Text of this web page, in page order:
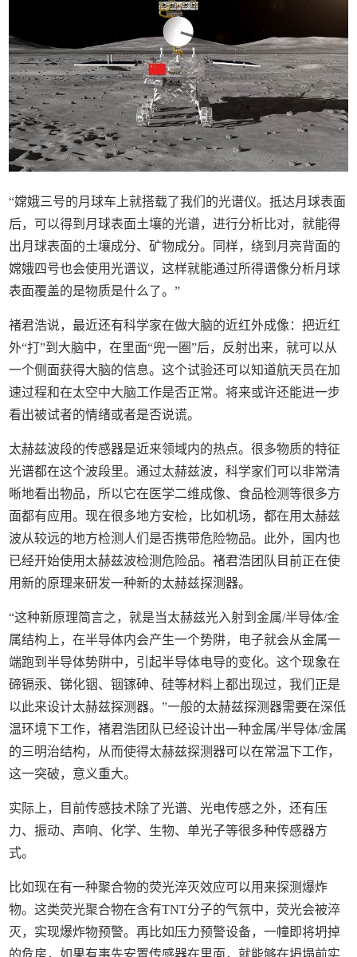
“嫦娥三号的月球车上就搭载了我们的光谱仪。抵达月球表面
后，可以得到月球表面土壤的光谱，进行分析比对，就能得
出月球表面的土壤成分、矿物成分。同样，绕到月亮背面的
嫦娥四号也会使用光谱议，这样就能通过所得谱像分析月球
表面覆盖的是物质是什么了。”
褚君浩说，最近还有科学家在做大脑的近红外成像：把近红
外“打”到大脑中，在里面“兜一圈”后，反射出来，就可以从
一个侧面获得大脑的信息。这个试验还可以知道航天员在加
速过程和在太空中大脑工作是否正常。将来或许还能进一步
看出被试者的情绪或者是否说谎。
太赫兹波段的传感器是近来领域内的热点。很多物质的特征
光谱都在这个波段里。通过太赫兹波，科学家们可以非常清
晰地看出物品，所以它在医学二维成像、食品检测等很多方
面都有应用。现在很多地方安检，比如机场，都在用太赫兹
波从较远的地方检测人们是否携带危险物品。此外，国内也
已经开始使用太赫兹波检测危险品。褚君浩团队目前正在使
用新的原理来研发一种新的太赫兹探测器。
“这种新原理简言之，就是当太赫兹光入射到金属/半导体/金
属结构上，在半导体内会产生一个势阱，电子就会从金属一
端跑到半导体势阱中，引起半导体电导的变化。这个现象在
碲镉汞、锑化铟、铟镓砷、硅等材料上都出现过，我们正是
以此来设计太赫兹探测器。”一般的太赫兹探测器需要在深低
温环境下工作，褚君浩团队已经设计出一种金属/半导体/金属
的三明治结构，从而使得太赫兹探测器可以在常温下工作，
这一突破，意义重大。
实际上，目前传感技术除了光谱、光电传感之外，还有压
力、振动、声响、化学、生物、单光子等很多种传感器方
式。
比如现在有一种聚合物的荧光淬灭效应可以用来探测爆炸
物。这类荧光聚合物在含有TNT分子的气氛中，荧光会被淬
灭，实现爆炸物预警。再比如压力预警设备，一幢即将坍掉